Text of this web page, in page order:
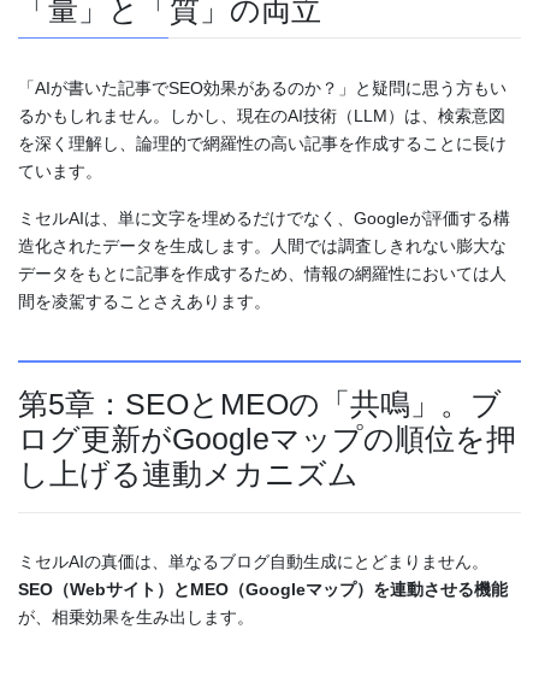
「量」と「質」の両立
「AIが書いた記事でSEO効果があるのか？」と疑問に思う方もい
るかもしれません。しかし、現在のAI技術（LLM）は、検索意図
を深く理解し、論理的で網羅性の高い記事を作成することに長け
ています。
ミセルAIは、単に文字を埋めるだけでなく、Googleが評価する構
造化されたデータを生成します。人間では調査しきれない膨大な
データをもとに記事を作成するため、情報の網羅性においては人
間を凌駕することさえあります。
第5章：SEOとMEOの「共鳴」。ブ
ログ更新がGoogleマップの順位を押
し上げる連動メカニズム
ミセルAIの真価は、単なるブログ自動生成にとどまりません。
SEO（Webサイト）とMEO（Googleマップ）を連動させる機能
が、相乗効果を生み出します。